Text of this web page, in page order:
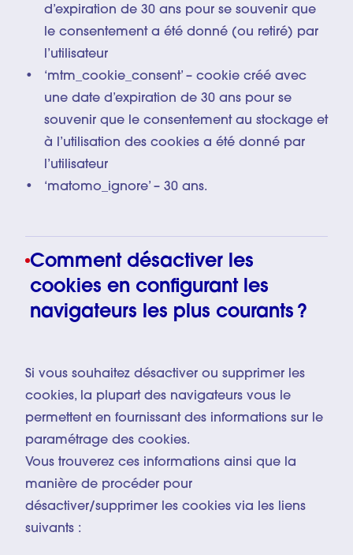
d’expiration de 30 ans pour se souvenir que
le consentement a été donné (ou retiré) par
l’utilisateur
‘mtm_cookie_consent’ – cookie créé avec
une date d’expiration de 30 ans pour se
souvenir que le consentement au stockage et
à l’utilisation des cookies a été donné par
l’utilisateur
‘matomo_ignore’ – 30 ans.
Comment désactiver les
cookies en configurant les
navigateurs les plus courants ?
Si vous souhaitez désactiver ou supprimer les
cookies, la plupart des navigateurs vous le
permettent en fournissant des informations sur le
paramétrage des cookies.
Vous trouverez ces informations ainsi que la
manière de procéder pour
désactiver/supprimer les cookies via les liens
suivants :